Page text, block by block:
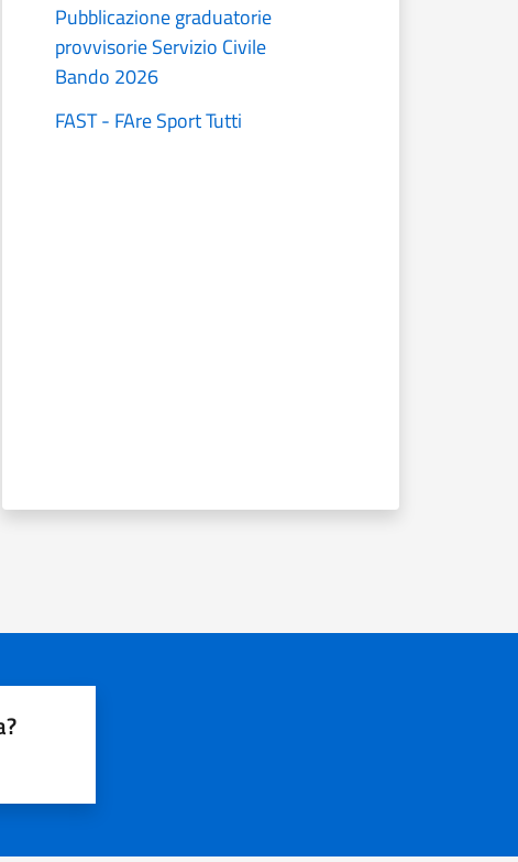
Pubblicazione graduatorie
provvisorie Servizio Civile
Bando 2026
FAST - FAre Sport Tutti